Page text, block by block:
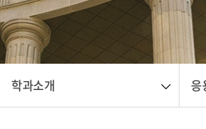
학과소개 응